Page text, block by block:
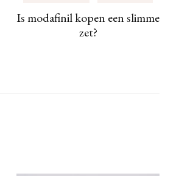
Is modafinil kopen een slimme
zet?